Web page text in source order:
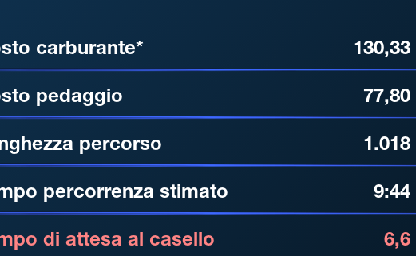
carburante* 130,33
pedaggio 77,80
percorso 1.018
percorrenza stimato 9:44
di attesa al casello 6,6